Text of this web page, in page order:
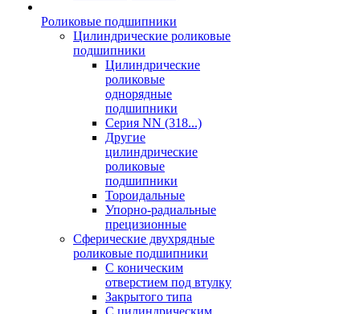
Роликовые подшипники
Цилиндрические роликовые
подшипники
Цилиндрические
роликовые
однорядные
подшипники
Серия NN (318...)
Другие
цилиндрические
роликовые
подшипники
Тороидальные
Упорно-радиальные
прецизионные
Сферические двухрядные
роликовые подшипники
С коническим
отверстием под втулку
Закрытого типа
С цилиндрическим